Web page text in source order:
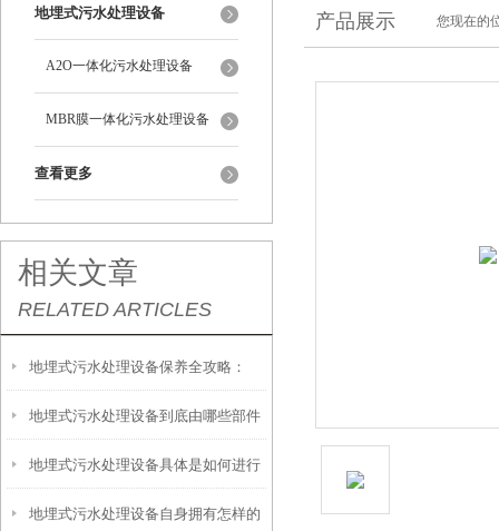
地埋式污水处理设备
A2O一体化污水处理设备
MBR膜一体化污水处理设备
查看更多
相关文章
RELATED ARTICLES
地埋式污水处理设备保养全攻略：
让“地下卫士”持续高效运转
地埋式污水处理设备到底由哪些部件
撑起？核心结构一文拆解
地埋式污水处理设备具体是如何进行
安装的呢？
地埋式污水处理设备自身拥有怎样的
产品展示 您现在的